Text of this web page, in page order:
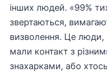
інших людей. «99%
звертаються,
визволення. Це люди,
мали контакт з
знахарками, або